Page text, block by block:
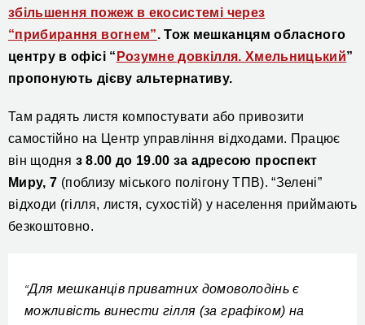
збільшення пожеж в екосистемі через
“прибирання вогнем”. Тож мешканцям обласного
центру в офісі “ Розумне довкілля. Хмельницький”
пропонують дієву альтернативу.
Там радять листя компостувати або привозити
самостійно на Центр управління відходами. Працює
він щодня з 8.00 до 19.00 за адресою проспект
Миру, 7 (поблизу міського полігону ТПВ). “Зелені”
відходи (гілля, листя, сухостій) у населення приймають
безкоштовно.
“Для мешканців приватних домоволодінь є
можливість винести гілля (за графіком) на